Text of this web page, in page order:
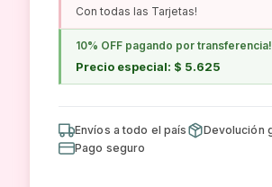
Con todas las Tarjetas!
10% OFF pagando por transferencia!
Precio especial: $ 5.625
Envíos a todo el país
Devolución
Pago seguro